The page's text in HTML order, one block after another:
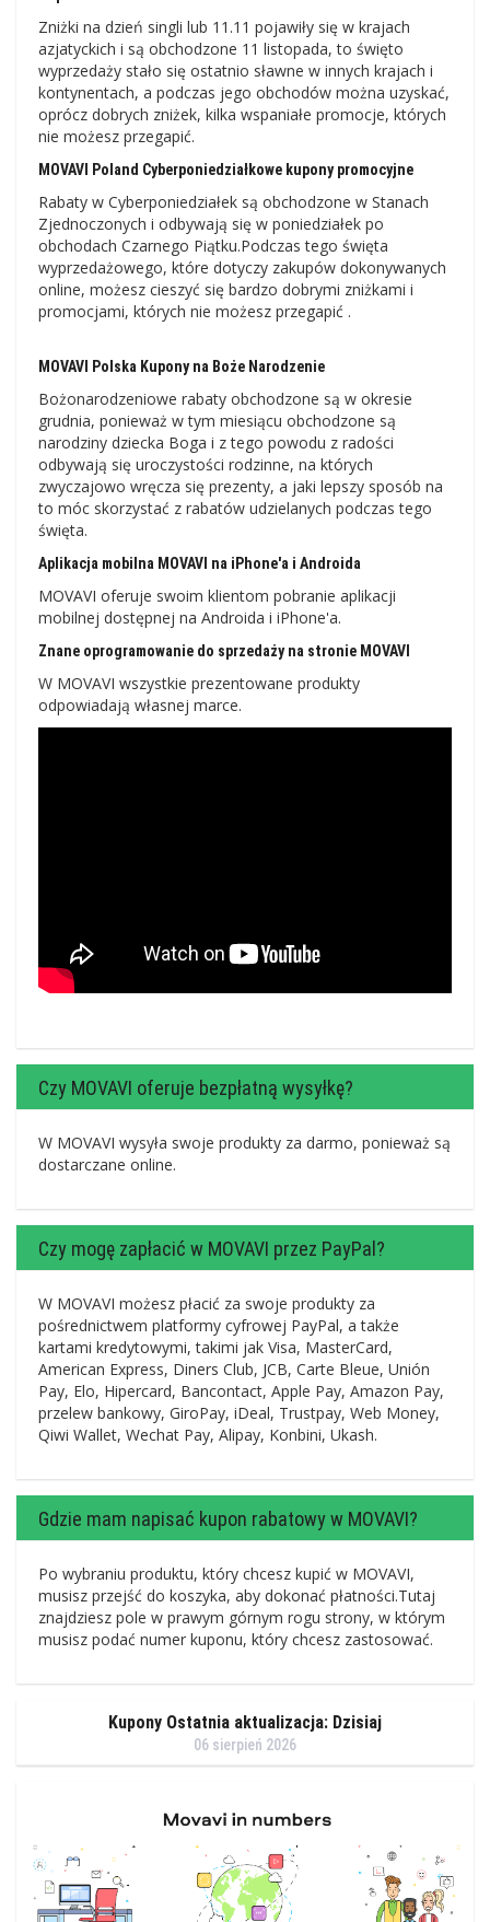
Zniżki na dzień singli lub 11.11 pojawiły się w krajach
azjatyckich i są obchodzone 11 listopada, to święto
wyprzedaży stało się ostatnio sławne w innych krajach i
kontynentach, a podczas jego obchodów można uzyskać,
oprócz dobrych zniżek, kilka wspaniałe promocje, których
nie możesz przegapić.
MOVAVI Poland Cyberponiedziałkowe kupony promocyjne
Rabaty w Cyberponiedziałek są obchodzone w Stanach
Zjednoczonych i odbywają się w poniedziałek po
obchodach Czarnego Piątku.Podczas tego święta
wyprzedażowego, które dotyczy zakupów dokonywanych
online, możesz cieszyć się bardzo dobrymi zniżkami i
promocjami, których nie możesz przegapić .
MOVAVI Polska Kupony na Boże Narodzenie
Bożonarodzeniowe rabaty obchodzone są w okresie
grudnia, ponieważ w tym miesiącu obchodzone są
narodziny dziecka Boga i z tego powodu z radości
odbywają się uroczystości rodzinne, na których
zwyczajowo wręcza się prezenty, a jaki lepszy sposób na
to móc skorzystać z rabatów udzielanych podczas tego
święta.
Aplikacja mobilna MOVAVI na iPhone'a i Androida
MOVAVI oferuje swoim klientom pobranie aplikacji
mobilnej dostępnej na Androida i iPhone'a.
Znane oprogramowanie do sprzedaży na stronie MOVAVI
W MOVAVI wszystkie prezentowane produkty
odpowiadają własnej marce.
Czy MOVAVI oferuje bezpłatną wysyłkę?
W MOVAVI wysyła swoje produkty za darmo, ponieważ są
dostarczane online.
Czy mogę zapłacić w MOVAVI przez PayPal?
W MOVAVI możesz płacić za swoje produkty za
pośrednictwem platformy cyfrowej PayPal, a także
kartami kredytowymi, takimi jak Visa, MasterCard,
American Express, Diners Club, JCB, Carte Bleue, Unión
Pay, Elo, Hipercard, Bancontact, Apple Pay, Amazon Pay,
przelew bankowy, GiroPay, iDeal, Trustpay, Web Money,
Qiwi Wallet, Wechat Pay, Alipay, Konbini, Ukash.
Gdzie mam napisać kupon rabatowy w MOVAVI?
Po wybraniu produktu, który chcesz kupić w MOVAVI,
musisz przejść do koszyka, aby dokonać płatności.Tutaj
znajdziesz pole w prawym górnym rogu strony, w którym
musisz podać numer kuponu, który chcesz zastosować.
Kupony Ostatnia aktualizacja: Dzisiaj
06 sierpień 2026